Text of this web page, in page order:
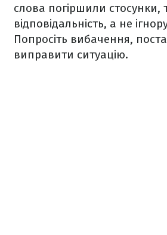
слова погіршили стосунки,
відповідальність, а не
Попросіть вибачення,
виправити ситуацію.